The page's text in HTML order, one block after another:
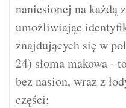
naniesionej na każdą
umożliwiając
znajdujących się w
24) słoma makowa -
bez nasion, wraz z
części;